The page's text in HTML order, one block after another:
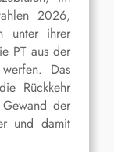
2026,
unter ihrer
PT aus der
Das
Rückkehr
der
und damit